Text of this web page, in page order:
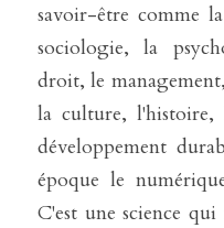
savoir-être comme
sociologie, la
droit, le
la culture, l'histoire,
développement
époque le
C'est une science